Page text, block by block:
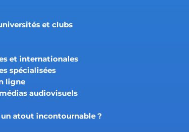
et clubs
et internationales
spécialisées
ligne
audiovisuels
atout incontournable ?